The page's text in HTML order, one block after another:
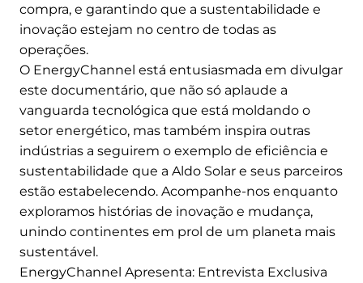
compra, e garantindo que a sustentabilidade e
inovação estejam no centro de todas as
operações.
O EnergyChannel está entusiasmada em divulgar
este documentário, que não só aplaude a
vanguarda tecnológica que está moldando o
setor energético, mas também inspira outras
indústrias a seguirem o exemplo de eficiência e
sustentabilidade que a Aldo Solar e seus parceiros
estão estabelecendo. Acompanhe-nos enquanto
exploramos histórias de inovação e mudança,
unindo continentes em prol de um planeta mais
sustentável.
EnergyChannel Apresenta: Entrevista Exclusiva